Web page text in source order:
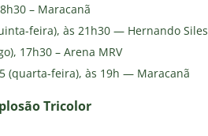
– Maracanã
feira), às 21h30 — Hernando Siles
17h30 – Arena MRV
(quarta-feira), às 19h — Maracanã
Tricolor